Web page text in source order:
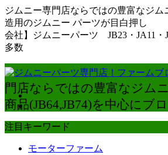
ジムニー専門店ならではの豊富なジム
造用のジムニー パーツが目白押
会社】ジムニーパーツ JB23・JA11・
多数
門店ならではの豊富なジム
商品(JB64,JB74)を中心にブ
注目キーワード
モーターファーム